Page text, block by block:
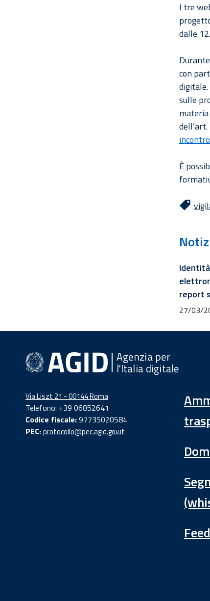
I tre
dalle
con
sulle
incontro
È
report
27/03/
Agenzia per
l'Italia digitale
Via Liszt 21 - 00144 Roma
Telefono: +39 06852641
Codice fiscale:97735020584
PEC:protocollo@pec.agid.gov.it